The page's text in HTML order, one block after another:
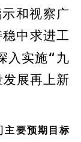
和视察广
中求进工
入实施“九
展再上新
主要预期目标